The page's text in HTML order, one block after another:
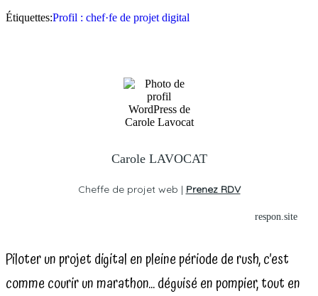
Étiquettes:Profil : chef·fe de projet digital
Carole LAVOCAT
Cheffe de projet web | Prenez RDV
respon.site
Piloter un projet digital en pleine période de rush, c’est
comme courir un marathon… déguisé en pompier, tout en